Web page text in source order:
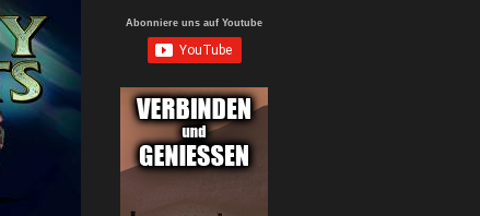
Abonniere uns auf Youtube